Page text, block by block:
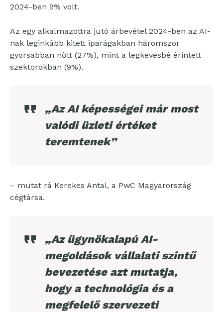
2024-ben 9% volt.
Az egy alkalmazottra jutó árbevétel 2024-ben az AI-
nak leginkább kitett iparágakban háromszor
gyorsabban nőtt (27%), mint a legkevésbé érintett
szektorokban (9%).
„Az AI képességei már most
valódi üzleti értéket
teremtenek”
– mutat rá Kerekes Antal, a PwC Magyarország
cégtársa.
„Az ügynökalapú AI-
megoldások vállalati szintű
bevezetése azt mutatja,
hogy a technológia és a
megfelelő szervezeti